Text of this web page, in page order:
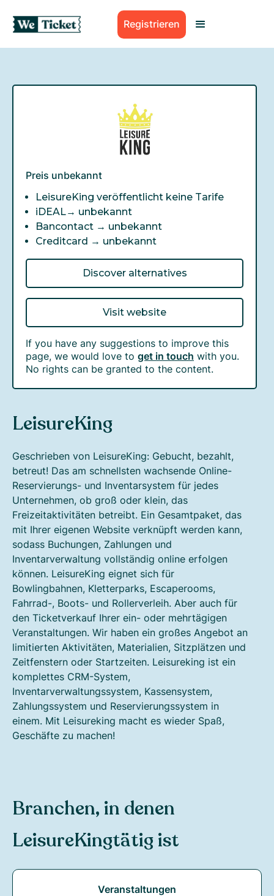
Registrieren
LeisureKing
Geschrieben von LeisureKing: Gebucht, bezahlt,
betreut! Das am schnellsten wachsende Online-
Reservierungs- und Inventarsystem für jedes
Unternehmen, ob groß oder klein, das
Freizeitaktivitäten betreibt. Ein Gesamtpaket, das
mit Ihrer eigenen Website verknüpft werden kann,
sodass Buchungen, Zahlungen und
Inventarverwaltung vollständig online erfolgen
können. LeisureKing eignet sich für
Bowlingbahnen, Kletterparks, Escaperooms,
Fahrrad-, Boots- und Rollerverleih. Aber auch für
den Ticketverkauf Ihrer ein- oder mehrtägigen
Veranstaltungen. Wir haben ein großes Angebot an
limitierten Aktivitäten, Materialien, Sitzplätzen und
Zeitfenstern oder Startzeiten. Leisureking ist ein
komplettes CRM-System,
Inventarverwaltungssystem, Kassensystem,
Zahlungssystem und Reservierungssystem in
einem. Mit Leisureking macht es wieder Spaß,
Geschäfte zu machen!
Preis unbekannt
LeisureKing veröffentlicht keine Tarife
iDEAL→ unbekannt
Bancontact → unbekannt
Creditcard → unbekannt
Discover alternatives
Visit website
If you have any suggestions to improve this
page, we would love to get in touch with you.
No rights can be granted to the content.
Branchen, in denen
LeisureKingtätig ist
Veranstaltungen